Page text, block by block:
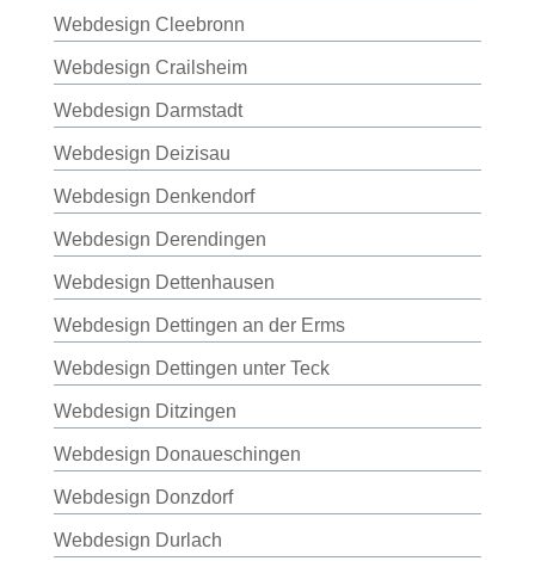
Webdesign Cleebronn
Webdesign Crailsheim
Webdesign Darmstadt
Webdesign Deizisau
Webdesign Denkendorf
Webdesign Derendingen
Webdesign Dettenhausen
Webdesign Dettingen an der Erms
Webdesign Dettingen unter Teck
Webdesign Ditzingen
Webdesign Donaueschingen
Webdesign Donzdorf
Webdesign Durlach